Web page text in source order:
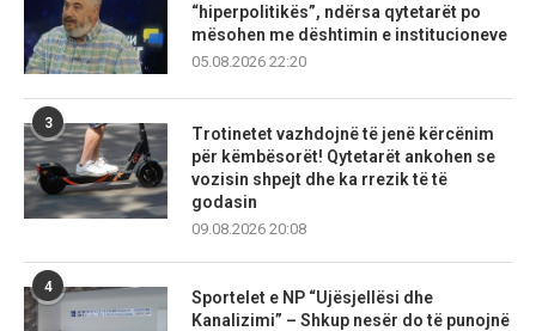
“hiperpolitikës”, ndërsa qytetarët po
mësohen me dështimin e institucioneve
05.08.2026 22:20
3
Trotinetet vazhdojnë të jenë kërcënim
për këmbësorët! Qytetarët ankohen se
vozisin shpejt dhe ka rrezik të të
godasin
09.08.2026 20:08
4
Sportelet e NP “Ujësjellësi dhe
Kanalizimi” – Shkup nesër do të punojnë